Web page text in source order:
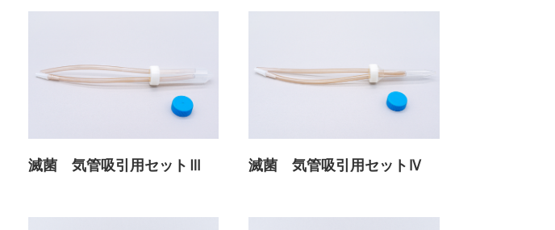
滅菌 気管吸引用セットⅢ 滅菌 気管吸引用セットⅣ